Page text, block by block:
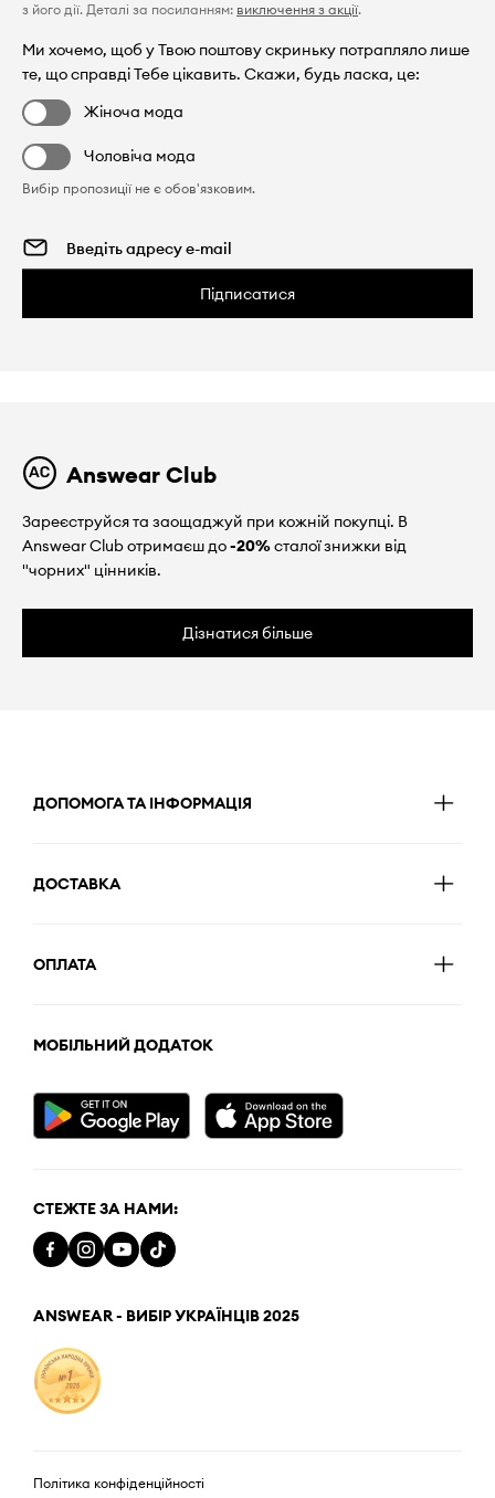
з його дії. Деталі за посиланням: виключення з акції.
Ми хочемо, щоб у Твою поштову скриньку потрапляло лише
те, що справді Тебе цікавить. Скажи, будь ласка, це:
Жіноча мода
Чоловіча мода
Вибір пропозиції не є обов'язковим.
Підписатися
Answear Club
Зареєструйся та заощаджуй при кожній покупці. В
Answear Club отримаєш до-20%сталої знижки від
"чорних" цінників.
Дізнатися більше
ДОПОМОГА ТА ІНФОРМАЦІЯ
ДОСТАВКА
ОПЛАТА
МОБІЛЬНИЙ ДОДАТОК
СТЕЖТЕ ЗА НАМИ:
ANSWEAR - ВИБІР УКРАЇНЦІВ 2025
Політика конфіденційності